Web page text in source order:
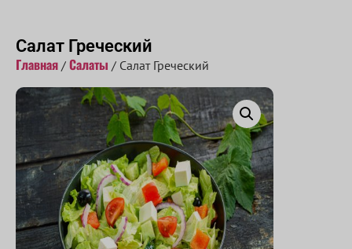
Салат Греческий
Главная / Салаты / Салат Греческий